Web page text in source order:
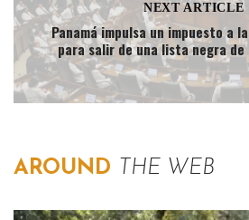
NEXT ARTICLE
Panamá impulsa un impuesto a
para salir de una lista negra de
AROUND THE WEB